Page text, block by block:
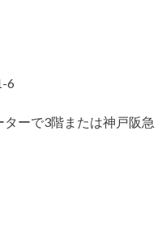
6
ーで3階または神戸阪急